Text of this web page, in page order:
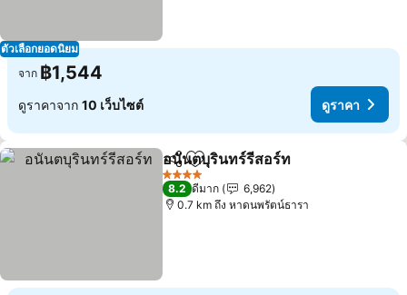
ตัวเลือกยอดนิยม
จาก ฿1,544
ดูราคาจาก 10 เว็บไซต์ ดูราคา
แชร์ เพิ่มในรายการโปรด
อนันตบุรินทร์รีสอร์ท
4 ดาว
8.2 ดีมาก
6,962
0.7 km ถึง หาดนพรัตน์ธารา